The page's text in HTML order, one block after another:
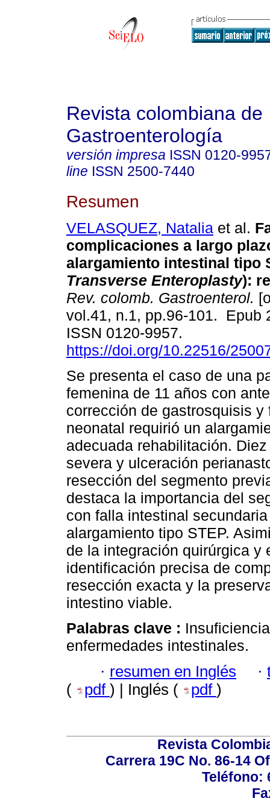
Revista colombiana de
Gastroenterología
versión impresa ISSN 0120-
line ISSN 2500-7440
Resumen
VELASQUEZ, Natalia et al.
complicaciones a largo
alargamiento intestinal tipo
Transverse Enteroplasty):
Rev. colomb. Gastroenterol.
vol.41, n.1, pp.96-101. Epub
ISSN 0120-9957.
https://doi.org/10.22516/
Se presenta el caso de una
femenina de 11 años con
corrección de gastrosquisis
neonatal requirió un
adecuada rehabilitación.
severa y ulceración
resección del segmento
destaca la importancia del
con falla intestinal
alargamiento tipo STEP.
de la integración quirúrgica y
identificación precisa de
resección exacta y la
intestino viable.
Palabras clave :
enfermedades intestinales.
· resumen en Inglés ·
(
pdf ) | Inglés ( pdf )
Revista
Carrera 19C No. 86-14
Teléfono: